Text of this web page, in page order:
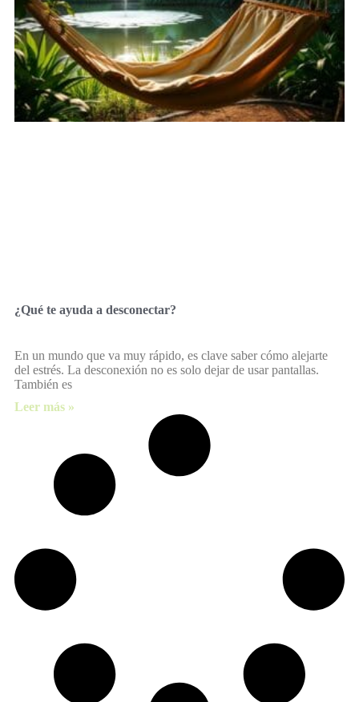
¿Qué te ayuda a desconectar?
En un mundo que va muy rápido, es clave saber cómo alejarte
del estrés. La desconexión no es solo dejar de usar pantallas.
También es
Leer más »